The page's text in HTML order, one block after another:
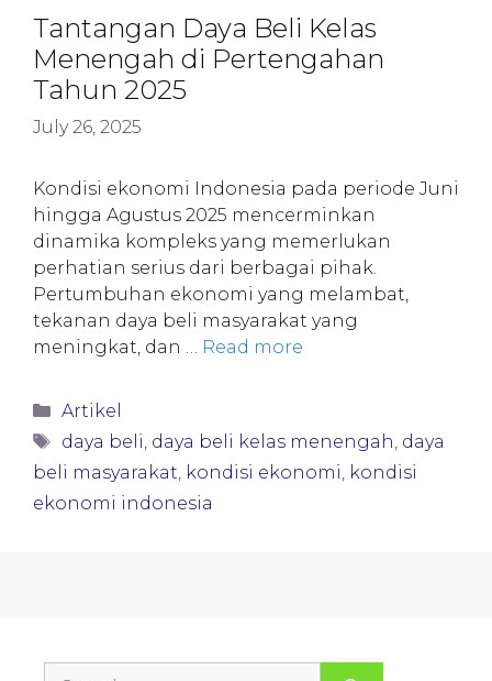
Tantangan Daya Beli Kelas
Menengah di Pertengahan
Tahun 2025
July 26, 2025
Kondisi ekonomi Indonesia pada periode Juni
hingga Agustus 2025 mencerminkan
dinamika kompleks yang memerlukan
perhatian serius dari berbagai pihak.
Pertumbuhan ekonomi yang melambat,
tekanan daya beli masyarakat yang
meningkat, dan … Read more
Categories
Artikel
Tags
daya beli, daya beli kelas menengah, daya
beli masyarakat, kondisi ekonomi, kondisi
ekonomi indonesia